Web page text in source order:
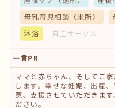
母乳育児相談 （来所）
沐浴
自主サークル
一言PR
ママと赤ちゃん、そしてご
します。幸せな妊娠、出産
意、支援させていただきま
ださい。